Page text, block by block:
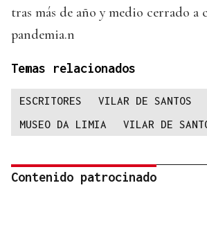
tras más de año y medio cerrado a
pandemia.n
Temas relacionados
ESCRITORES VILAR DE SANTOS
MUSEO DA LIMIA
VILAR DE
Contenido patrocinado